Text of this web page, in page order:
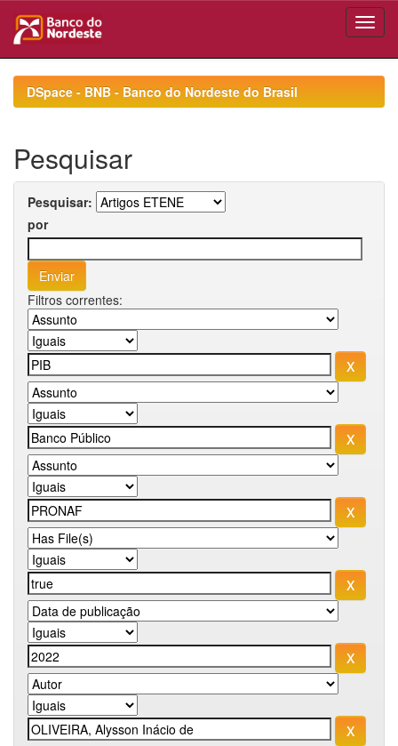
navigationDSpace - BNB - Banco do Nordeste do Brasil
Pesquisar
Pesquisar:
por
Filtros correntes: